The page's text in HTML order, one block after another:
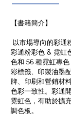
【書籍簡介】
以市場導向的彩通
彩通粉彩色 & 霓虹
色和 56 種霓虹專
彩標籤、印製油墨
牌、印刷和營銷材
色彩一致性。彩通
霓虹色，有助於擴
調色板。